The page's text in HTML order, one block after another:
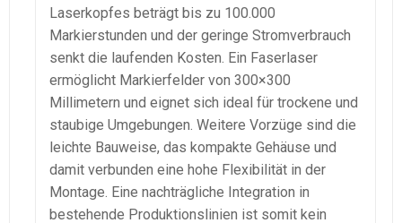
Laserkopfes beträgt bis zu 100.000
Markierstunden und der geringe Stromverbrauch
senkt die laufenden Kosten. Ein Faserlaser
ermöglicht Markierfelder von 300×300
Millimetern und eignet sich ideal für trockene und
staubige Umgebungen. Weitere Vorzüge sind die
leichte Bauweise, das kompakte Gehäuse und
damit verbunden eine hohe Flexibilität in der
Montage. Eine nachträgliche Integration in
bestehende Produktionslinien ist somit kein